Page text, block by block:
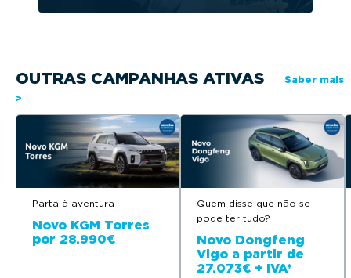
OUTRAS CAMPANHAS ATIVAS
Saber mais
>
Parta à aventura
Novo KGM Torres
por 28.990€
Quem disse que não se
pode ter tudo?
Novo Dongfeng
Vigo a partir de
27.073€ + IVA*